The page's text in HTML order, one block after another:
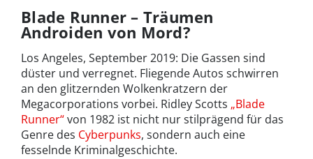
Blade Runner – Träumen
Androiden von Mord?
Los Angeles, September 2019: Die Gassen sind
düster und verregnet. Fliegende Autos schwirren
an den glitzernden Wolkenkratzern der
Megacorporations vorbei. Ridley Scotts „Blade
Runner“von 1982 ist nicht nur stilprägend für das
Genre des Cyberpunks, sondern auch eine
fesselnde Kriminalgeschichte.